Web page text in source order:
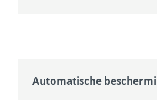
Automatische